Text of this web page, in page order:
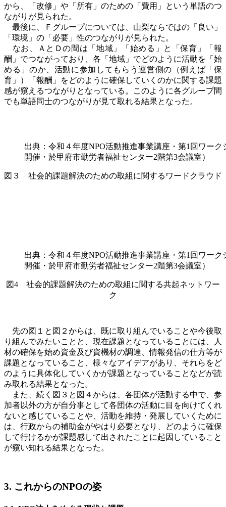
から、「改修」や「所有」のための「費用」という単語のつ
ながりが見られた。
最後に、Ｆグループについては、山梨ならではの「良い」
「環境」の「必要」性のつながりが見られた。
なお、ＡとＤの間は「地域」「始める」と「保育」「報
酬」でつながっており、各「地域」でどのように活動を「始
める」のか、活動に参加してもらう運営側の（例えば「保
育」）「報酬」をどのように確保していくのかに関する課題
感が窺えるつながりとなっている。このように各グループ間
でも単語同士のつながりが見て取れる結果となった。
出典：令和４年度NPO活動推進事業講座・第1回ワーク
開催・於甲府市勤労者福祉センター2階第3会議室）
図３ 社会的課題解決のための取組に関するワードクラウド
出典：令和４年度NPO活動推進事業講座・第1回ワーク
開催・於甲府市勤労者福祉センター2階第3会議室）
図4 社会的課題解決のための取組に関する共起ネットワー
ク
先の図１と図２からは、既に取り組んでいることや今後取
り組んでみたいことと、現在課題となっていることには、人
材の確保を始め資金及び資機材の調達、情報発信の仕方等が
課題となっていること、様々なアイデアがあり、それらをど
のように具体化していくかが課題となっていることなどが読
み取れる結果となった。
また、続く図３と図４からは、各団体が活動する中で、参
加者以外の方が自分事として各団体の活動に目を向けてくれ
ないと感じていることや、活動を維持・発展していくために
は、行政からの補助金がやはり必要となり、どのように確保
して行けるかが課題感して出されたことに起因していること
が窺い知れる結果となった。
3. これからのNPOの姿